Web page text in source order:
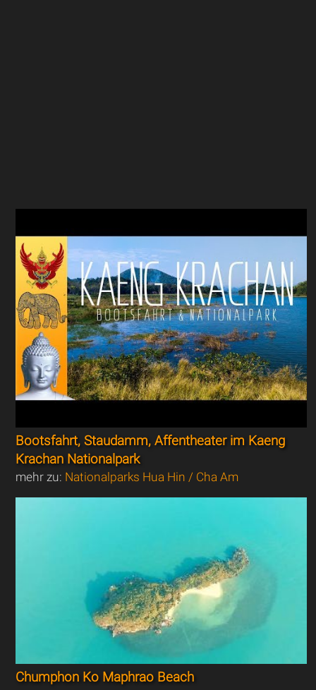
Bootsfahrt, Staudamm, Affentheater im Kaeng
Krachan Nationalpark
mehr zu: Nationalparks Hua Hin / Cha Am
Chumphon Ko Maphrao Beach